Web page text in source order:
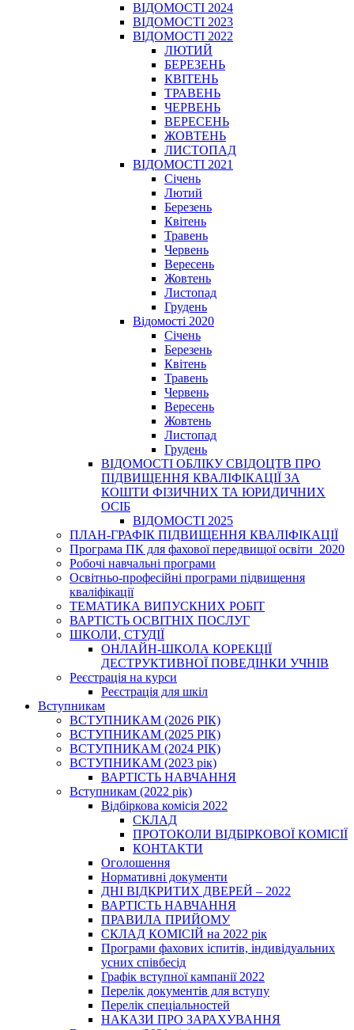
ВІДОМОСТІ 2024
ВІДОМОСТІ 2023
ВІДОМОСТІ 2022
ЛЮТИЙ
БЕРЕЗЕНЬ
КВІТЕНЬ
ТРАВЕНЬ
ЧЕРВЕНЬ
ВЕРЕСЕНЬ
ЖОВТЕНЬ
ЛИСТОПАД
ВІДОМОСТІ 2021
Січень
Лютий
Березень
Квітень
Травень
Червень
Вересень
Жовтень
Листопад
Грудень
Відомості 2020
Січень
Березень
Квітень
Травень
Червень
Вересень
Жовтень
Листопад
Грудень
ВІДОМОСТІ ОБЛІКУ СВІДОЦТВ ПРО
ПІДВИЩЕННЯ КВАЛІФІКАЦІЇ ЗА
КОШТИ ФІЗИЧНИХ ТА ЮРИДИЧНИХ
ОСІБ
ВІДОМОСТІ 2025
ПЛАН-ГРАФІК ПІДВИЩЕННЯ КВАЛІФІКАЦІЇ
Програма ПК для фахової передвищої освіти_2020
Робочі навчальні програми
Освітньо-професійні програми підвищення
кваліфікації
ТЕМАТИКА ВИПУСКНИХ РОБІТ
ВАРТІСТЬ ОСВІТНІХ ПОСЛУГ
ШКОЛИ, СТУДІЇ
ОНЛАЙН-ШКОЛА КОРЕКЦІЇ
ДЕСТРУКТИВНОЇ ПОВЕДІНКИ УЧНІВ
Реєстрація на курси
Реєстрація для шкіл
Вступникам
ВСТУПНИКАМ (2026 РІК)
ВСТУПНИКАМ (2025 РІК)
ВСТУПНИКАМ (2024 РІК)
ВСТУПНИКАМ (2023 рік)
ВАРТІСТЬ НАВЧАННЯ
Вступникам (2022 рік)
Відбіркова комісія 2022
СКЛАД
ПРОТОКОЛИ ВІДБІРКОВОЇ КОМІСІЇ
КОНТАКТИ
Оголошення
Нормативні документи
ДНІ ВІДКРИТИХ ДВЕРЕЙ – 2022
ВАРТІСТЬ НАВЧАННЯ
ПРАВИЛА ПРИЙОМУ
СКЛАД КОМІСІЙ на 2022 рік
Програми фахових іспитів, індивідуальних
усних співбесід
Графік вступної кампанії 2022
Перелік документів для вступу
Перелік спеціальностей
НАКАЗИ ПРО ЗАРАХУВАННЯ